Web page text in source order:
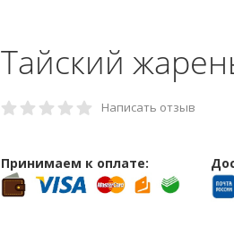
Тайский
Написать отзыв
Принимаем к оплате: